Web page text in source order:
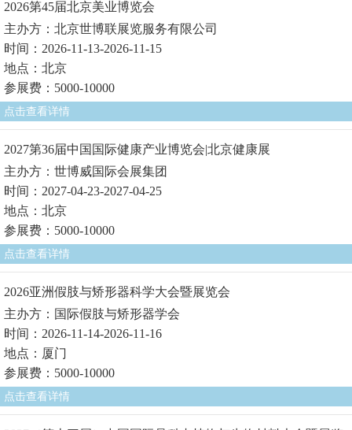
2026第45届北京美业博览会
主办方：北京世博联展览服务有限公司
时间：2026-11-13-2026-11-15
地点：北京
参展费：5000-10000
点击查看详情
2027第36届中国国际健康产业博览会|北京健康展
主办方：世博威国际会展集团
时间：2027-04-23-2027-04-25
地点：北京
参展费：5000-10000
点击查看详情
2026亚洲假肢与矫形器科学大会暨展览会
主办方：国际假肢与矫形器学会
时间：2026-11-14-2026-11-16
地点：厦门
参展费：5000-10000
点击查看详情